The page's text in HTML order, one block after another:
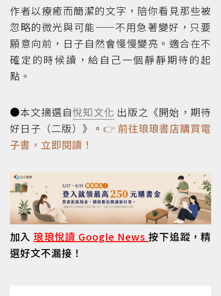
作者以療癒而簡潔的文字，陪你看見那些被
忽略的微光與可能——不用急著變好，只要
願意向前，日子自然會慢慢變亮。適合在不
確定的時候讀，給自己一個靜靜期待的起
點。
●本文摘選自悅知文化 出版之《開始，期待
好日子（二版）》。 👉 前往琅琅書店購買電
子書，立即閱讀！
加入琅琅悅讀 Google News按下追蹤，精
選好文不漏接！